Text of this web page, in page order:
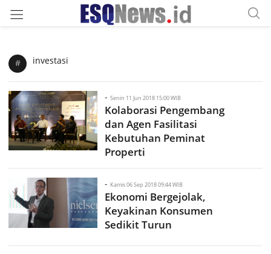
# investasi
- Senin 11 Jun 2018 15:00 WIB
Kolaborasi Pengembang
dan Agen Fasilitasi
Kebutuhan Peminat
Properti
- Kamis 06 Sep 2018 09:44 WIB
Ekonomi Bergejolak,
Keyakinan Konsumen
Sedikit Turun